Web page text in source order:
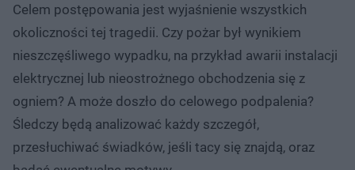
Celem postępowania jest wyjaśnienie wszystkich
okoliczności tej tragedii. Czy pożar był wynikiem
nieszczęśliwego wypadku, na przykład awarii instalacji
elektrycznej lub nieostrożnego obchodzenia się z
ogniem? A może doszło do celowego podpalenia?
Śledczy będą analizować każdy szczegół,
przesłuchiwać świadków, jeśli tacy się znajdą, oraz